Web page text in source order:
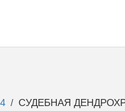
/ СУДЕБНАЯ